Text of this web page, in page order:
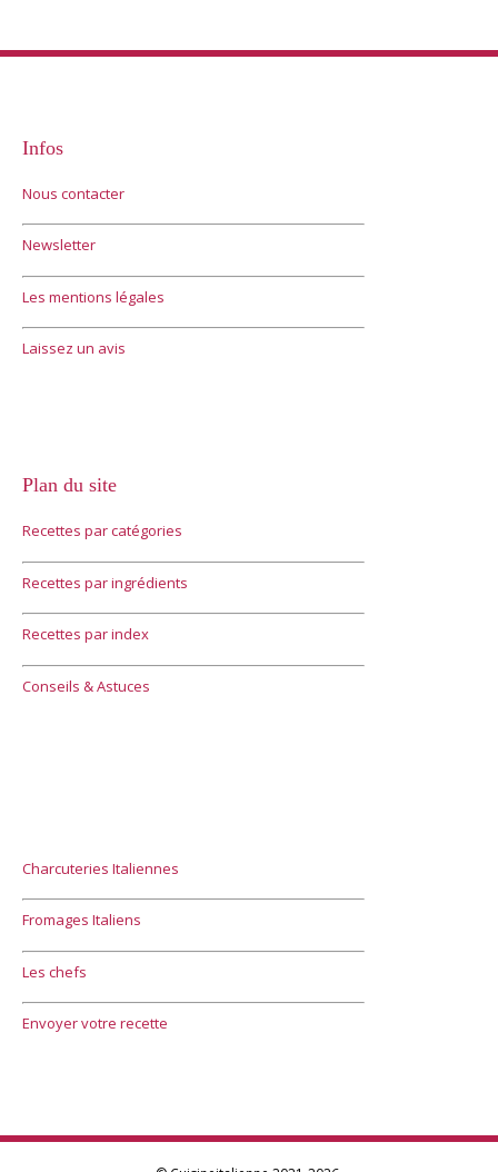
Infos
Nous contacter
Newsletter
Les mentions légales
Laissez un avis
Plan du site
Recettes par catégories
Recettes par ingrédients
Recettes par index
Conseils & Astuces
Charcuteries Italiennes
Fromages Italiens
Les chefs
Envoyer votre recette